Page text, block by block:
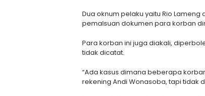
Dua oknum pelaku yaitu Rio
pemalsuan dokumen para korban
Para korban ini juga diakali,
tidak dicatat.
“Ada kasus dimana beberapa
rekening Andi Wonasoba, tapi tidak